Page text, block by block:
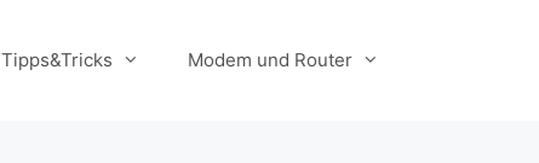
Tipps&Tricks Modem und Router